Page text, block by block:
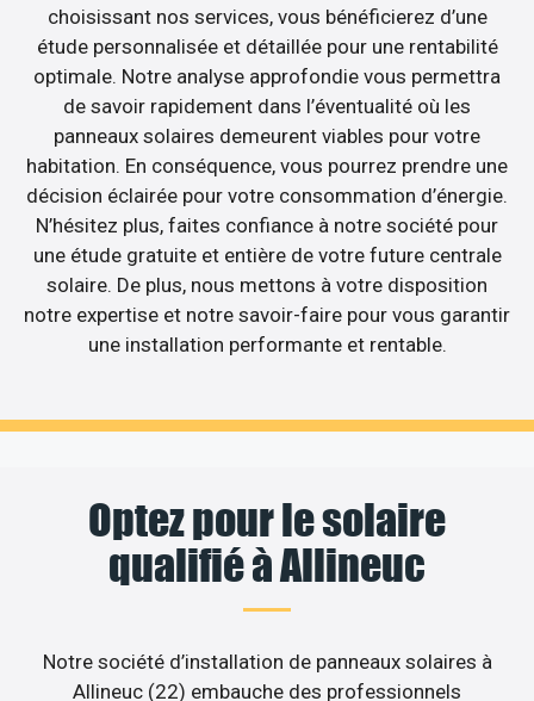
choisissant nos services, vous bénéficierez d’une
étude personnalisée et détaillée pour une rentabilité
optimale. Notre analyse approfondie vous permettra
de savoir rapidement dans l’éventualité où les
panneaux solaires demeurent viables pour votre
habitation. En conséquence, vous pourrez prendre une
décision éclairée pour votre consommation d’énergie.
N’hésitez plus, faites confiance à notre société pour
une étude gratuite et entière de votre future centrale
solaire. De plus, nous mettons à votre disposition
notre expertise et notre savoir-faire pour vous garantir
une installation performante et rentable.
Optez pour le solaire
qualifié à Allineuc
Notre société d’installation de panneaux solaires à
Allineuc (22) embauche des professionnels